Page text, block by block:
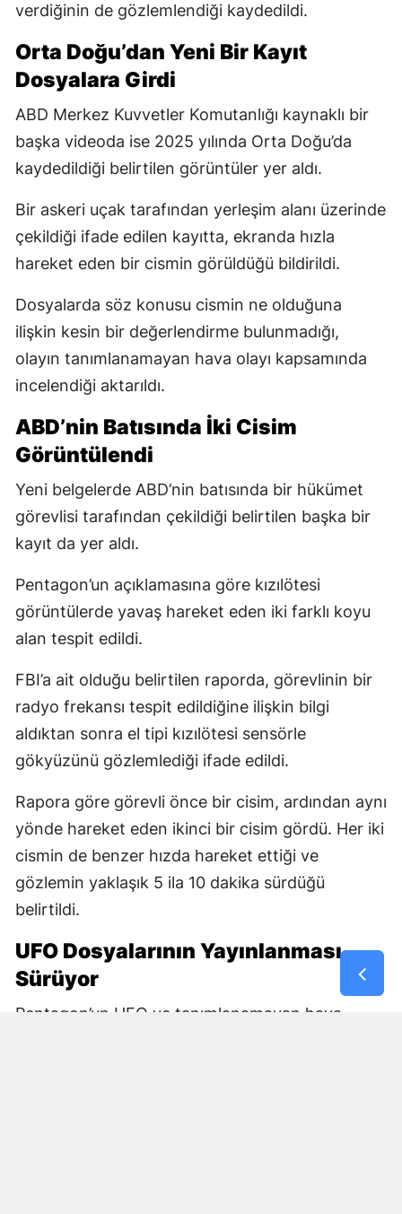
verdiğinin de gözlemlendiği kaydedildi.
Orta Doğu’dan Yeni Bir Kayıt
Dosyalara Girdi
ABD Merkez Kuvvetler Komutanlığı kaynaklı bir
başka videoda ise 2025 yılında Orta Doğu’da
kaydedildiği belirtilen görüntüler yer aldı.
Bir askeri uçak tarafından yerleşim alanı üzerinde
çekildiği ifade edilen kayıtta, ekranda hızla
hareket eden bir cismin görüldüğü bildirildi.
Dosyalarda söz konusu cismin ne olduğuna
ilişkin kesin bir değerlendirme bulunmadığı,
olayın tanımlanamayan hava olayı kapsamında
incelendiği aktarıldı.
ABD’nin Batısında İki Cisim
Görüntülendi
Yeni belgelerde ABD’nin batısında bir hükümet
görevlisi tarafından çekildiği belirtilen başka bir
kayıt da yer aldı.
Pentagon’un açıklamasına göre kızılötesi
görüntülerde yavaş hareket eden iki farklı koyu
alan tespit edildi.
FBI’a ait olduğu belirtilen raporda, görevlinin bir
radyo frekansı tespit edildiğine ilişkin bilgi
aldıktan sonra el tipi kızılötesi sensörle
gökyüzünü gözlemlediği ifade edildi.
Rapora göre görevli önce bir cisim, ardından aynı
yönde hareket eden ikinci bir cisim gördü. Her iki
cismin de benzer hızda hareket ettiği ve
gözlemin yaklaşık 5 ila 10 dakika sürdüğü
belirtildi.
UFO Dosyalarının Yayınlanması
Sürüyor
Pentagon’un UFO ve tanımlanamayan hava